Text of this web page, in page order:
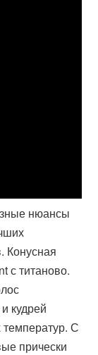
нюансы
Конусная
с титаново.
кудрей
температур. С
прически